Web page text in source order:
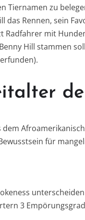
Tiernamen zu
das Rennen, sein
mit
Hill stammen
dem
für
3